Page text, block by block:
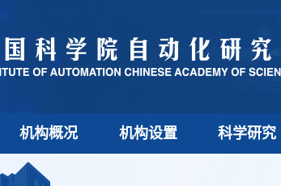
机构概况 机构设置 科学研究